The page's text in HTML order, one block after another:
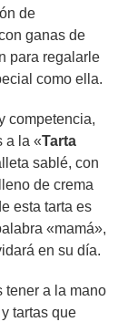
de
ganas de
para regalarle
como ella.
competencia,
a la «Tarta
sablé, con
de crema
esta tarta es
«mamá»,
en su día.
tener a la mano
tartas que